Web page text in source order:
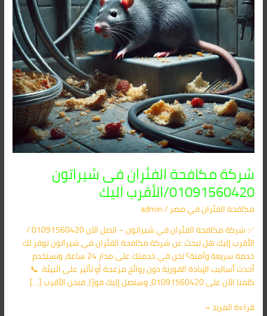
شركة مكافحة الفئران فى شيراتون
01091560420/الأقرب اليك
مكافحة الفئران​ في مصر/
admin
✅ شركة مكافحة الفئران في شيراتون – اتصل الآن 01091560420 /
الأقرب إليك هل تبحث عن شركة مكافحة الفئران في شيراتون توفر لك
خدمة سريعة وآمنة؟ نحن في خدمتك على مدار 24 ساعة، ونستخدم
أحدث أساليب الإبادة الفورية دون روائح مزعجة أو تأثير على البيئة. 📞
كلمنا الآن على 01091560420، وسنصل إليك فورًا، فنحن الأقرب […]
اليك
قراءة المزيد »